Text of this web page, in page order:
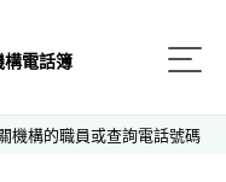
構電話簿
機構的職員或查詢電話號碼